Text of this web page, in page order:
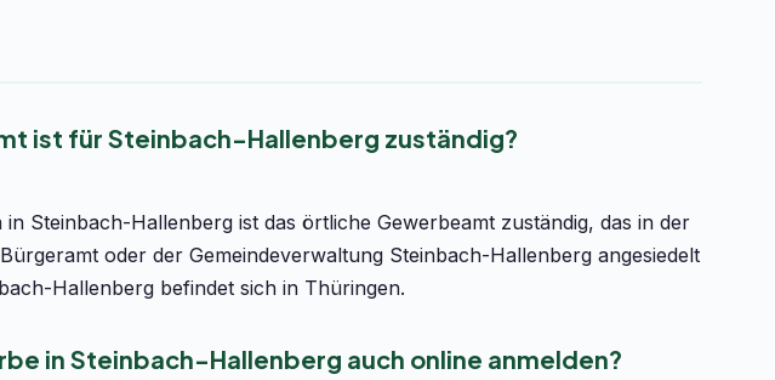
ist für Steinbach-Hallenberg zuständig?
Steinbach-Hallenberg ist das örtliche Gewerbeamt zuständig, das in der
oder der Gemeindeverwaltung Steinbach-Hallenberg angesiedelt
Hallenberg befindet sich in Thüringen.
in Steinbach-Hallenberg auch online anmelden?